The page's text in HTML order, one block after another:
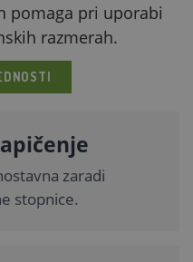
pomaga pri uporabi
razmerah.
zaradi
stopnice.